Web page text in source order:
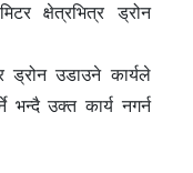
क्षेत्रभित्र ड्रोन
ड्रोन उडाउने कार्यले
भन्दै उक्त कार्य नगर्न